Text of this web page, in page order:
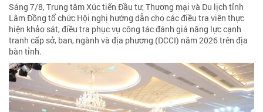
Sáng 7/8, Trung tâm Xúc tiến Đầu tư, Thương mại và Du lịch tỉnh
Lâm Đồng tổ chức Hội nghị hướng dẫn cho các điều tra viên thực
hiện khảo sát, điều tra phục vụ công tác đánh giá năng lực cạnh
tranh cấp sở, ban, ngành và địa phương (DCCI) năm 2026 trên địa
bàn tỉnh.